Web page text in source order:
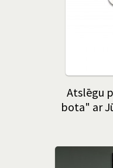
Atslēgu
bota" ar